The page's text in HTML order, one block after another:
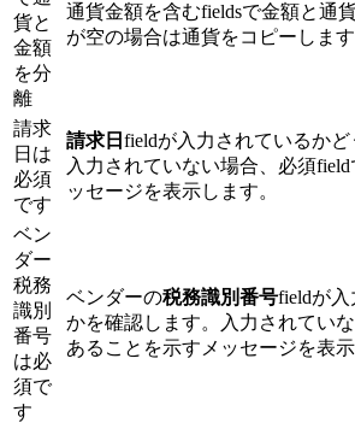
貨と
金額
を分
離
通貨金額を含むfieldsで金額と通
が空の場合は通貨をコピーします
請求
日は
必須
です
請求日 fieldが入力されているかど
入力されていない場合、必須
ッセージを表示します。
ベン
ダー
税務
識別
番号
は必
須で
す
ベンダーの税務識別番号fieldが入
かを確認します。入力されてい
あることを示すメッセージを表示